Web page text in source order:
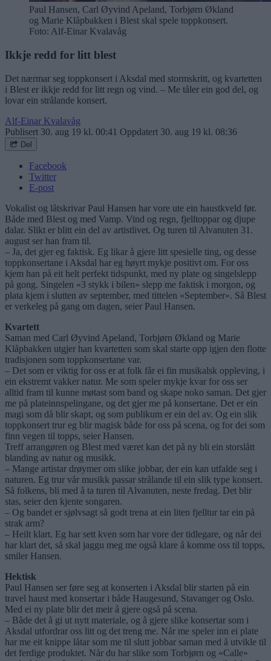
Paul Hansen, Carl Øyvind Apeland, Torbjørn Økland
og Marie Klåpbakken i Blest skal spele toppkonsert.
Foto: Alf-Einar Kvalavåg
Ikkje redd for litt blest
Det nærmar seg toppkonsert i Aksdal med stormskritt, og kvartetten
i Blest er ikkje redd for litt regn og vind. – Me tåler ein god del, og
lovar ein strålande konsert.
Alf-Einar Kvalavåg
Publisert 30. aug 19 kl. 00:41 Oppdatert 30. aug 19 kl. 08:36
Del
Facebook
Twitter
E-post
Vokalist og låtskrivar Paul Hansen har vore ute ein haustkveld før.
Både med Blest og med Vamp. Vind og regn, fjelltoppar og djupe
dalar. Slikt er blitt ein del av artistlivet. Og turen til Alvanuten 31.
august ser han fram til.
– Ja, det gjer eg faktisk. Eg likar å gjere litt spesielle ting, og desse
toppkonsertane i Aksdal har eg høyrt mykje positivt om. For oss
kjem han på eit helt perfekt tidspunkt, med ny plate og singelslepp
på gong. Singelen «3 stykk i bilen» slepp me faktisk i morgon, og
plata kjem i slutten av september, med tittelen «September». Så Blest
er verkeleg på gang om dagen, seier Paul Hansen.
Kvartett
Saman med Carl Øyvind Apeland, Torbjørn Økland og Marie
Klåpbakken utgjer han kvartetten som skal starte opp igjen den flotte
tradisjonen som toppkonsertane var.
– Det som er viktig for oss er at folk får ei fin musikalsk oppleving, i
ein ekstremt vakker natur. Me som speler mykje kvar for oss ser
alltid fram til kunne møtast som band og skape noko saman. Det gjer
me på plateinnspelingane, og det gjer me på konsertane. Det er ein
magi som då blir skapt, og som publikum er ein del av. Og ein slik
toppkonsert trur eg blir magisk både for oss på scena, og for dei som
finn vegen til topps, seier Hansen.
Treff arrangøren og Blest med været kan det på ny bli ein storslått
blanding av natur og musikk.
– Mange artistar drøymer om slike jobbar, der ein kan utfalde seg i
naturen. Eg trur vår musikk passar strålande til ein slik type konsert.
Så folkens, bli med å ta turen til Alvanuten, neste fredag. Det blir
stas, seier den kjente songaren.
– Og bandet er sjølvsagt så godt trena at ein liten fjelltur tar ein på
strak arm?
– Heilt klart. Eg har sett kven som har vore der tidlegare, og når dei
har klart det, så skal jaggu meg me også klare å komme oss til topps,
smiler Hansen.
Hektisk
Paul Hansen ser føre seg at konserten i Aksdal blir starten på ein
travel haust med konsertar i både Haugesund, Stavanger og Oslo.
Med ei ny plate blir det meir å gjere også på scena.
– Både det å gi ut nytt materiale, og å gjere slike konsertar som i
Aksdal utfordrar oss litt og det treng me. Når me speler inn ei plate
har me eit knippe låtar som me til slutt jobbar saman med å utvikle til
det ferdige produktet. Når du har slike som Torbjørn og «Calle»